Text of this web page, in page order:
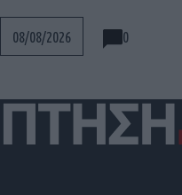
08/08/2026 0